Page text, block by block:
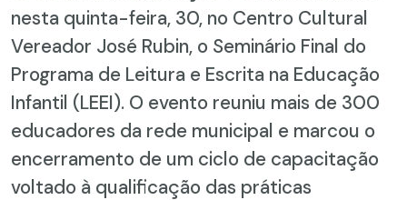
nesta quinta-feira, 30, no Centro Cultural
Vereador José Rubin, o Seminário Final do
Programa de Leitura e Escrita na Educação
Infantil (LEEI). O evento reuniu mais de 300
educadores da rede municipal e marcou o
encerramento de um ciclo de capacitação
voltado à qualificação das práticas